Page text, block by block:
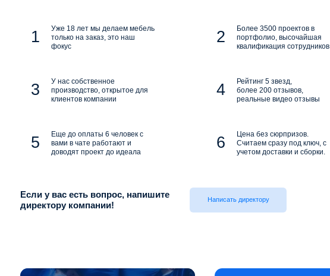
Уже 18 лет мы делаем мебель
только на заказ, это наш
фокус
Более 3500 проектов в
портфолио, высочайшая
квалификация сотрудников
У нас собственное
производство, открытое для
клиентов компании
Рейтинг 5 звезд,
более 200 отзывов,
реальные видео отзывы
Еще до оплаты 6 человек с
вами в чате работают и
доводят проект до идеала
Цена без сюрпризов.
Считаем сразу под ключ, с
учетом доставки и сборки.
Если у вас есть вопрос, напишите
директору компании!
Написать директору